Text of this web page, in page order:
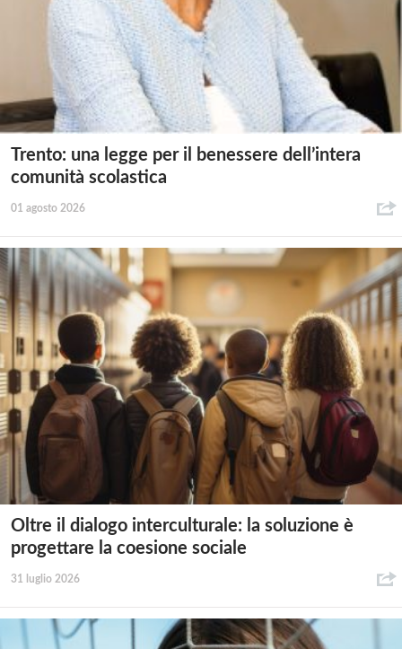
Trento: una legge per il benessere dell’intera
comunità scolastica
01 agosto 2026
Oltre il dialogo interculturale: la soluzione è
progettare la coesione sociale
31 luglio 2026